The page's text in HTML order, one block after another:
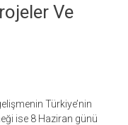
Ve
Türkiye’nin
ise 8 Haziran günü